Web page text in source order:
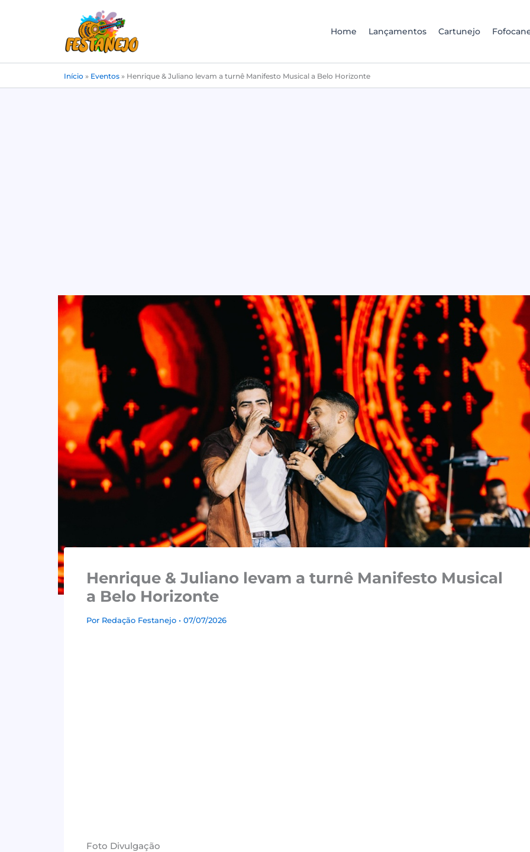
Home Lançamentos Cartunejo
Início » Eventos » Henrique & Juliano levam a turnê Manifesto Musical a Belo Horizonte
Henrique & Juliano levam a turnê Manifesto Musical
a Belo Horizonte
Por Redação Festanejo • 07/07/2026
Foto Divulgação